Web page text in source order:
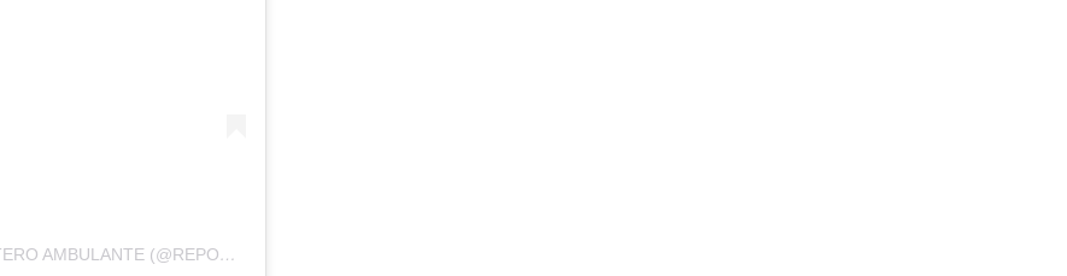
UNA PUBLICACIÓN COMPARTIDA DE REPORTERO AMBULANTE (@REPORTEROAMBULANTE)